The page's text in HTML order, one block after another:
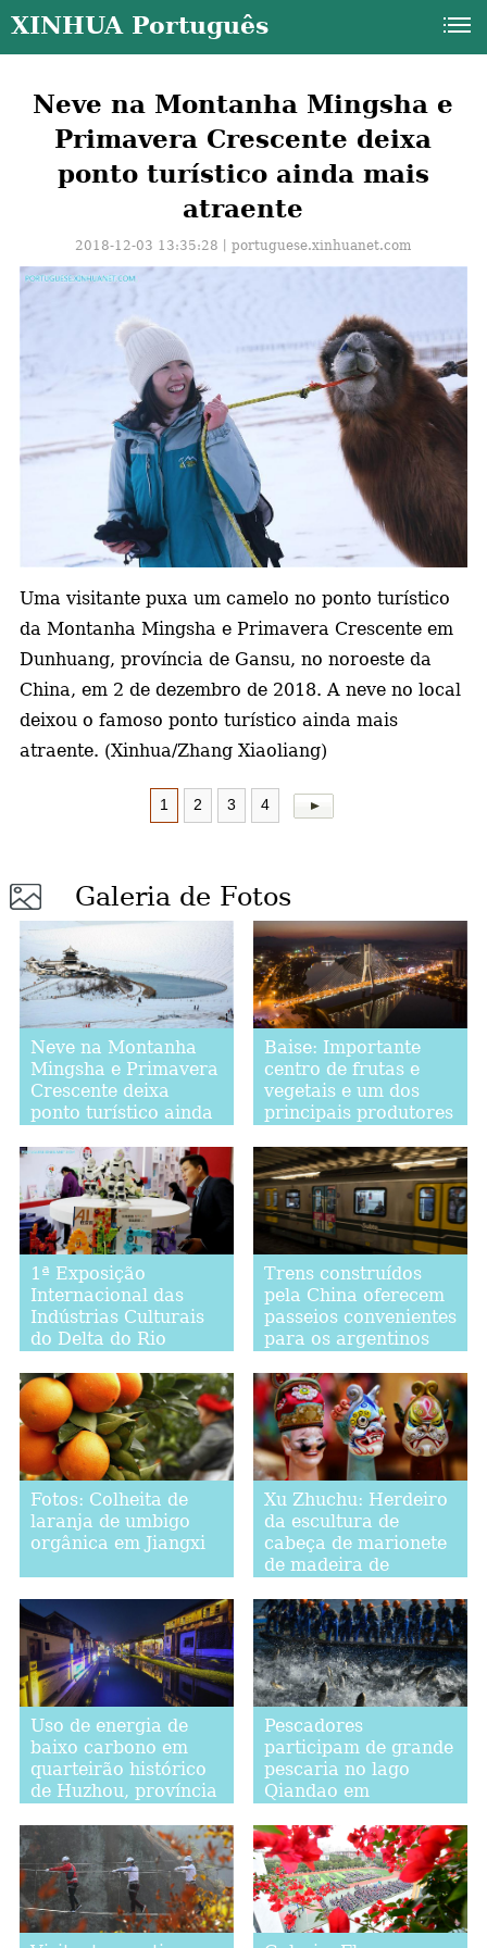
XINHUA Português
Neve na Montanha Mingsha e
Primavera Crescente deixa
ponto turístico ainda mais
atraente
2018-12-03 13:35:28丨portuguese.xinhuanet.com
Uma visitante puxa um camelo no ponto turístico
da Montanha Mingsha e Primavera Crescente em
Dunhuang, província de Gansu, no noroeste da
China, em 2 de dezembro de 2018. A neve no local
deixou o famoso ponto turístico ainda mais
atraente. (Xinhua/Zhang Xiaoliang)
1 2 3 4
Galeria de Fotos
Neve na Montanha
Mingsha e Primavera
Crescente deixa
ponto turístico ainda
Baise: Importante
centro de frutas e
vegetais e um dos
principais produtores
1ª Exposição
Internacional das
Indústrias Culturais
do Delta do Rio
Trens construídos
pela China oferecem
passeios convenientes
para os argentinos
Fotos: Colheita de
laranja de umbigo
orgânica em Jiangxi
Xu Zhuchu: Herdeiro
da escultura de
cabeça de marionete
de madeira de
Uso de energia de
baixo carbono em
quarteirão histórico
de Huzhou, província
Pescadores
participam de grande
pescaria no lago
Qiandao em